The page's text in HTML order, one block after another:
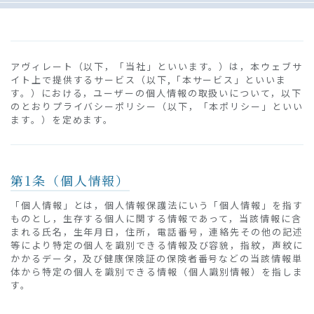
アヴィレート（以下，「当社」といいます。）は，本ウェブサ
イト上で提供するサービス（以下,「本サービス」といいま
す。）における，ユーザーの個人情報の取扱いについて，以下
のとおりプライバシーポリシー（以下，「本ポリシー」といい
ます。）を定めます。
第1条（個人情報）
「個人情報」とは，個人情報保護法にいう「個人情報」を指す
ものとし，生存する個人に関する情報であって，当該情報に含
まれる氏名，生年月日，住所，電話番号，連絡先その他の記述
等により特定の個人を識別できる情報及び容貌，指紋，声紋に
かかるデータ，及び健康保険証の保険者番号などの当該情報単
体から特定の個人を識別できる情報（個人識別情報）を指しま
す。